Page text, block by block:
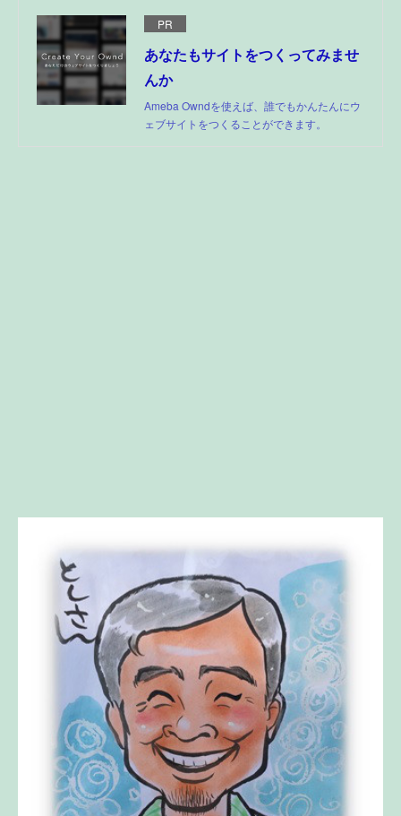
PR
あなたもサイトをつくってみませ
んか
Ameba Owndを使えば、誰でもかんたんにウ
ェブサイトをつくることができます。